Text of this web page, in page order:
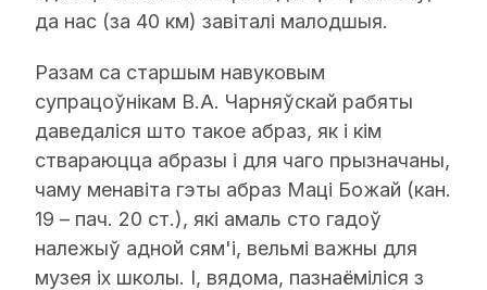
да нас (за 40 км) завіталі малодшыя.
Разам са старшым навуковым
супрацоўнікам В.A. Чарняўскай рабяты
даведаліся што такое абраз, як і кім
ствараюцца абразы і для чаго прызначаны,
чаму менавіта гэты абраз Маці Божай (кан.
19 – пач. 20 ст.), які амаль сто гадоў
належыў адной сям'і, вельмі важны для
музея іх школы. І, вядома, пазнаёміліся з